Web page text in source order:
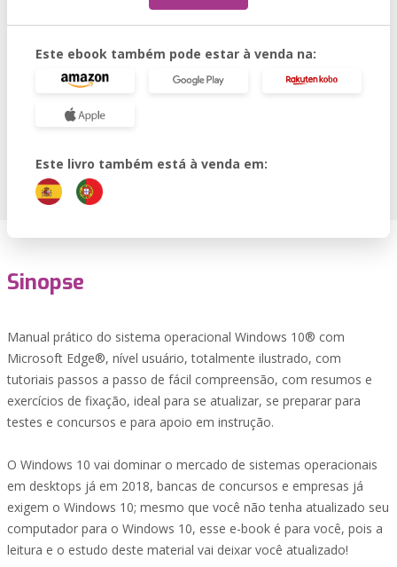
Este ebook também pode estar à venda na:
Este livro também está à venda em:
Sinopse
Manual prático do sistema operacional Windows 10® com
Microsoft Edge®, nível usuário, totalmente ilustrado, com
tutoriais passos a passo de fácil compreensão, com resumos e
exercícios de fixação, ideal para se atualizar, se preparar para
testes e concursos e para apoio em instrução.
O Windows 10 vai dominar o mercado de sistemas operacionais
em desktops já em 2018, bancas de concursos e empresas já
exigem o Windows 10; mesmo que você não tenha atualizado seu
computador para o Windows 10, esse e-book é para você, pois a
leitura e o estudo deste material vai deixar você atualizado!